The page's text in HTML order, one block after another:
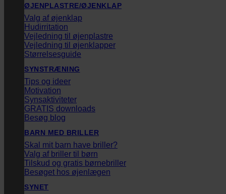
ØJENPLASTRE/ØJENKLAP
Valg af øjenklap
Hudirritation
Vejledning til øjenplastre
Vejledning til øjenklapper
Størrelsesguide
SYNSTRÆNING
Tips og ideer
Motivation
Synsaktiviteter
GRATIS downloads
Besøg blog
BARN MED BRILLER
Skal mit barn have briller?
Valg af briller til børn
Tilskud og gratis børnebriller
Besøget hos øjenlægen
SYNET